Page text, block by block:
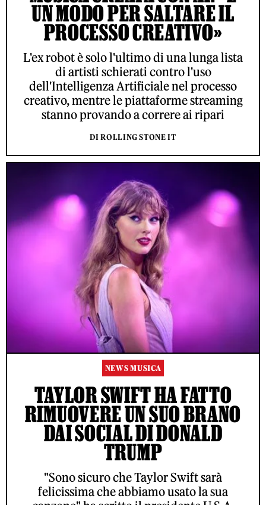
UN MODO PER SALTARE IL
PROCESSO CREATIVO»
L'ex robot è solo l'ultimo di una lunga lista
di artisti schierati contro l'uso
dell'Intelligenza Artificiale nel processo
creativo, mentre le piattaforme streaming
stanno provando a correre ai ripari
DI ROLLING STONE IT
NEWS MUSICA
TAYLOR SWIFT HA FATTO
RIMUOVERE UN SUO BRANO
DAI SOCIAL DI DONALD
TRUMP
"Sono sicuro che Taylor Swift sarà
felicissima che abbiamo usato la sua